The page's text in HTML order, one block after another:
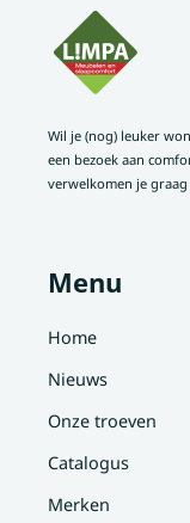
Wil je (nog) leuker
een bezoek aan
verwelkomen je
Menu
Home
Nieuws
Onze troeven
Catalogus
Merken